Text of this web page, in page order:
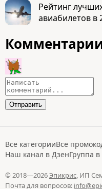
Рейтинг
авиабилетов в
Все категорииВсе
Наш канал в ДзенГруппа
© 2018—2026Эпикрис, ИП
Почта для вопросов: